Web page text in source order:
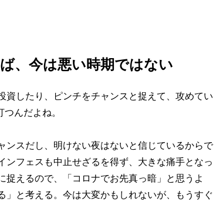
、今は悪い時期ではない
したり、ピンチをチャンスと捉えて、攻めてい
んだよね。
ンスだし、明けない夜はないと信じているからで
フェスも中止せざるを得ず、大きな痛手となっ
えるので、「コロナでお先真っ暗」と思うよ
」と考える。今は大変かもしれないが、もうすぐ